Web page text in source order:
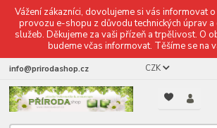
Vážení zákazníci, dovolujeme si vás informovat
provozu e-shopu z důvodu technických úprav a
služeb. Děkujeme za vaši přízeň a trpělivost. O
budeme včas informovat. Těšíme se na
CZK
info@prirodashop.cz